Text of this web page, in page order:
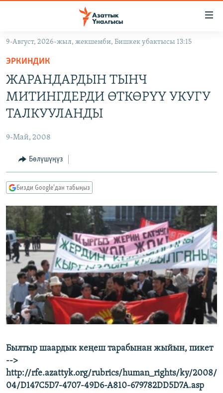
Навигацияга
өтүңүз
Издөөгө
салыңыз
САЯСАТ
МАДАНИЯТ
ДҮЙНӨ
УКРАИНА
ТВ ПРОГРАММАЛАР
БҮГҮН АЗАТТЫКТА
ДАНИСТЕ
ЭЖЕ-СИҢДИЛЕР
АЗАТТЫК+
ЫҢГАЙСЫЗ СУРООЛОР
ПОДКАСТ
Русский
ОНЛАЙН ШЕРИНЕ
ЭЕ/АРнун бардык сайттары
9-Август, 2026-жыл, жекшемби, Бишкек убактысы 13:15
ЭРКИНДИК
ЖАРАНДАРДЫН ТЫНЧ
МИТИНГДЕРДИ ӨТКӨРҮҮ УКУГУ
ТАЛКУУЛАНДЫ
9-Май, 2008
Бөлүшүңүз
Бизди Google'дан табыңыз
Былтыр шаардык кеңеш тарабынан жыйын, пикет
-->
http://rfe.azattyk.org/rubrics/human_rights/ky/2008/
04/D147C5D7-4707-49D6-A810-679782DD5D7A.asp